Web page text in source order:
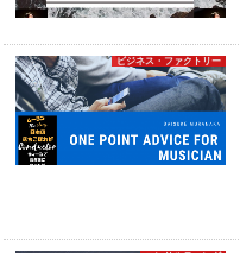
ビジネス・ファクトリー